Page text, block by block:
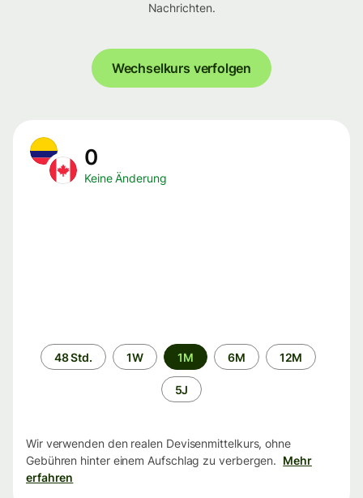
Nachrichten.
Wechselkurs verfolgen
0
Keine Änderung
Zeitraum
48 Std. 1W 1M 6M 12M
5J
Wir verwenden den realen Devisenmittelkurs, ohne
Gebühren hinter einem Aufschlag zu verbergen. Mehr
erfahren